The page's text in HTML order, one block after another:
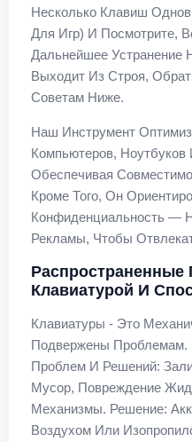
Несколько Клавиш
Для Игр) И Посмотрите,
Дальнейшее Устранение
Выходит Из Строя,
Советам Ниже.
Наш Инструмент
Компьютеров,
Обеспечивая
Кроме Того, Он
Конфиденциальность —
Рекламы, Чтобы
Клавиатурой И
Клавиатуры - Это
Подвержены Проблемам.
Проблем И Решений:
Мусор, Повреждение
Механизмы. Решение:
Воздухом Или